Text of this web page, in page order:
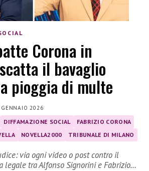
Corona in
il bavaglio
pioggia di multe
2026
DIFFAMAZIONE SOCIAL
FABRIZIO CORONA
NOVELLA2000 TRIBUNALE DI MILANO
via ogni video o post contro il
legale tra Alfonso Signorini e Fabrizio…